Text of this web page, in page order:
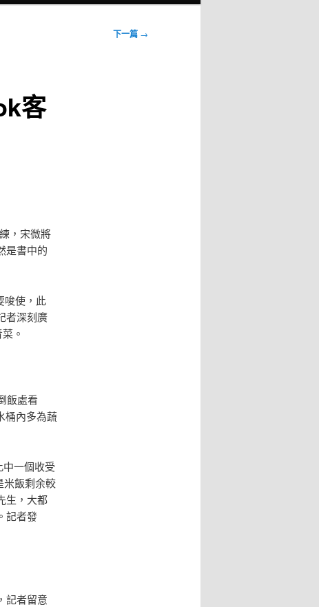
下一篇 →
客
，宋微將
是書中的
唆使，此
者深刻廣
。
飯處看
桶內多為蔬
一個收受
米飯剩余較
生，大都
記者發
記者留意